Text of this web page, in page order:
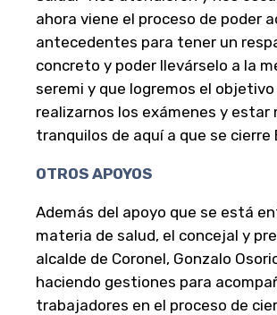
ahora viene el proceso de poder
antecedentes para tener un
concreto y poder llevárselo a la
seremi y que logremos el objetivo
realizarnos los exámenes y estar
tranquilos de aquí a que se cierre
OTROS APOYOS
Además del apoyo que se está
materia de salud, el concejal y
alcalde de Coronel, Gonzalo
haciendo gestiones para
trabajadores en el proceso de